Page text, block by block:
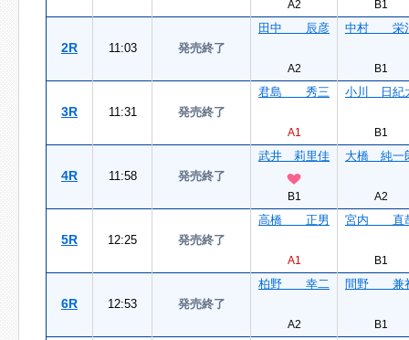
A2 B1
2R 11:03 発売終了
田中 辰彦
A2
中村 栄
B1
3R 11:31 発売終了
君島 秀三
A1
小川 日紀
B1
4R 11:58 発売終了
武井 莉里佳
B1
大橋 純一
A2
5R 12:25 発売終了
高橋 正男
A1
宮内 直
B1
6R 12:53 発売終了
柏野 幸二
A2
間野 兼
B1